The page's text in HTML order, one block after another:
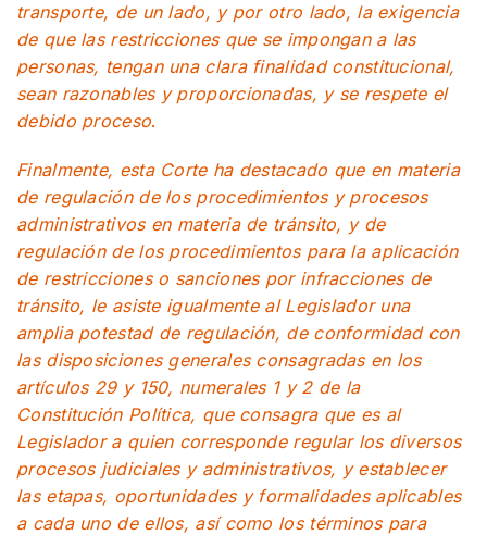
transporte, de un lado, y por otro lado, la exigencia
de que las restricciones que se impongan a las
personas, tengan una clara finalidad constitucional,
sean razonables y proporcionadas, y se respete el
debido proceso.
Finalmente, esta Corte ha destacado que en materia
de regulación de los procedimientos y procesos
administrativos en materia de tránsito, y de
regulación de los procedimientos para la aplicación
de restricciones o sanciones por infracciones de
tránsito, le asiste igualmente al Legislador una
amplia potestad de regulación, de conformidad con
las disposiciones generales consagradas en los
artículos 29 y 150, numerales 1 y 2 de la
Constitución Política, que consagra que es al
Legislador a quien corresponde regular los diversos
procesos judiciales y administrativos, y establecer
las etapas, oportunidades y formalidades aplicables
a cada uno de ellos, así como los términos para